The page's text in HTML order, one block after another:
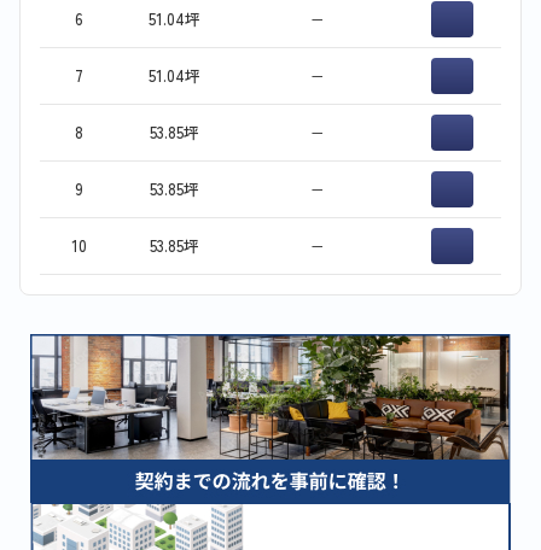
6 51.04坪 −
7 51.04坪 −
8 53.85坪 −
9 53.85坪 −
10 53.85坪 −